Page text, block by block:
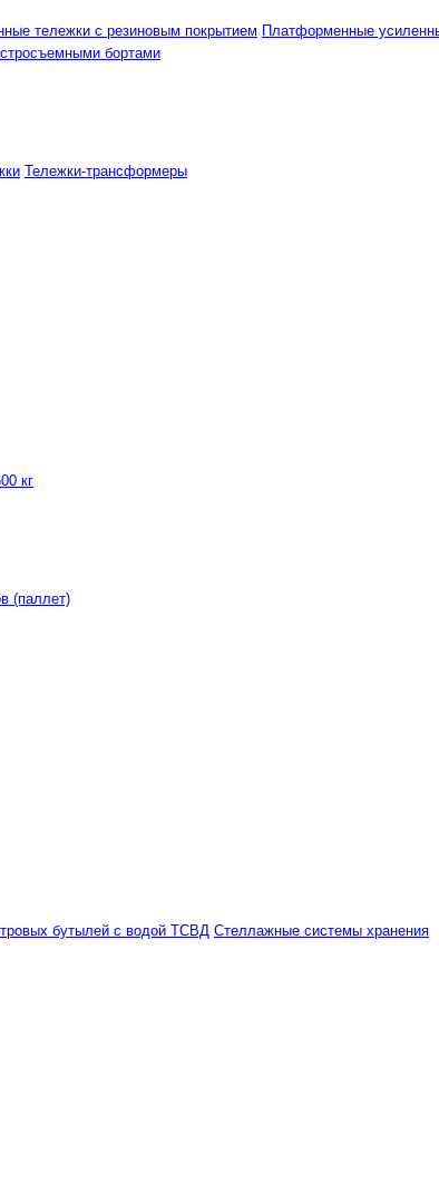
тележки с резиновым покрытием Платформенные
бортами
Тележки-трансформеры
кг
(паллет)
бутылей с водой ТСВД Стеллажные системы хранения